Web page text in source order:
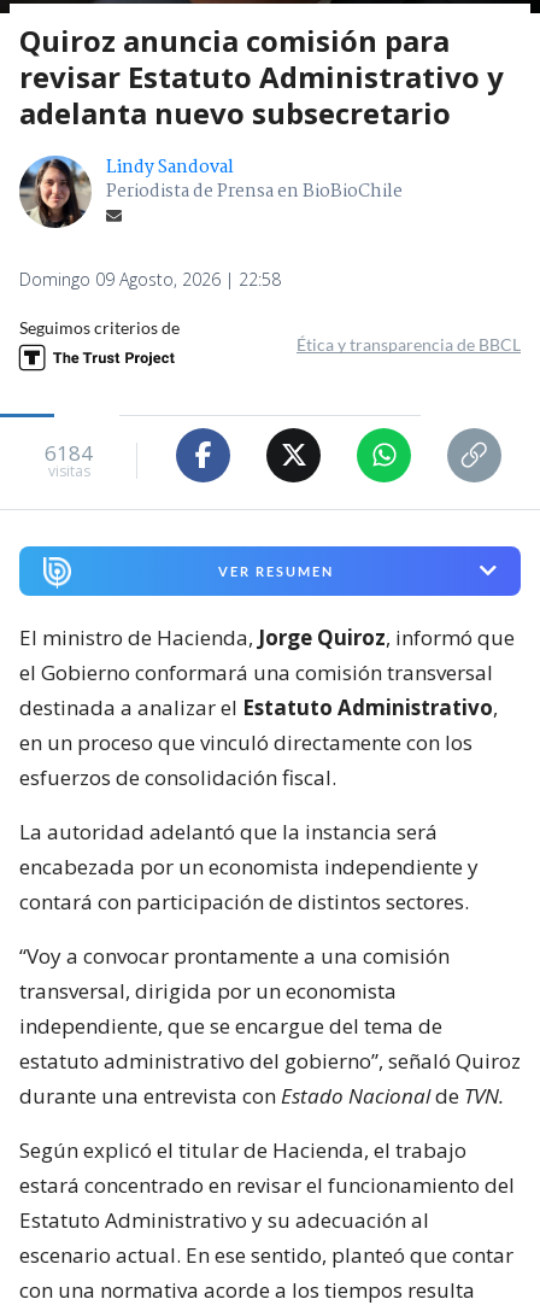
Quiroz anuncia comisión para
revisar Estatuto Administrativo y
adelanta nuevo subsecretario
Lindy Sandoval
Periodista de Prensa en BioBioChile
Domingo 09 Agosto, 2026 | 22:58
Seguimos criterios de
Ética y transparencia de BBCL
6184
visitas
VER RESUMEN
El ministro de Hacienda, Jorge Quiroz, informó que
el Gobierno conformará una comisión transversal
destinada a analizar el Estatuto Administrativo,
en un proceso que vinculó directamente con los
esfuerzos de consolidación fiscal.
La autoridad adelantó que la instancia será
encabezada por un economista independiente y
contará con participación de distintos sectores.
“Voy a convocar prontamente a una comisión
transversal, dirigida por un economista
independiente, que se encargue del tema de
estatuto administrativo del gobierno”, señaló Quiroz
durante una entrevista con Estado Nacionalde TVN.
Según explicó el titular de Hacienda, el trabajo
estará concentrado en revisar el funcionamiento del
Estatuto Administrativo y su adecuación al
escenario actual. En ese sentido, planteó que contar
con una normativa acorde a los tiempos resulta